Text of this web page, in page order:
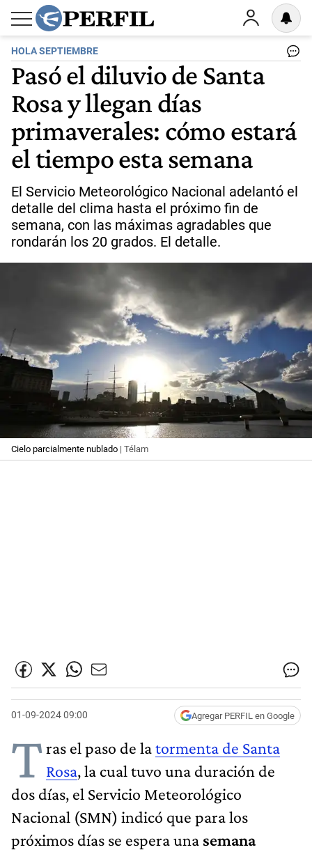
HOLA SEPTIEMBRE
Pasó el diluvio de Santa
Rosa y llegan días
primaverales: cómo estará
el tiempo esta semana
El Servicio Meteorológico Nacional adelantó el
detalle del clima hasta el próximo fin de
semana, con las máximas agradables que
rondarán los 20 grados. El detalle.
Cielo parcialmente nublado | Télam
01-09-2024 09:00 Agregar PERFIL en Google
Tras el paso de latormenta de Santa
Rosa, la cual tuvo una duración de
dos días, el Servicio Meteorológico
Nacional (SMN) indicó que para los
próximos días se espera una semana